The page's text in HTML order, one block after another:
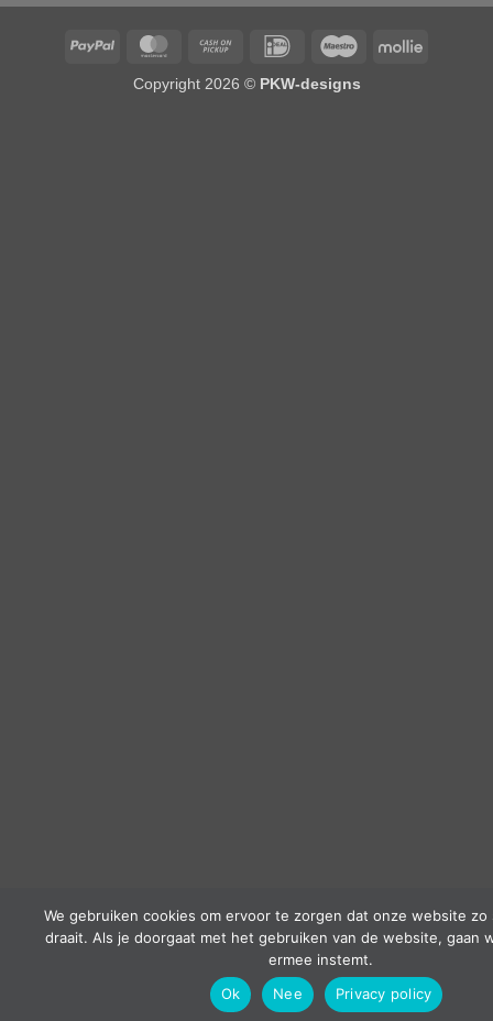
PayPal MasterCardCash
Pickup
IDeal Maestro Mollie
Copyright 2026 © PKW-designs
We gebruiken cookies om ervoor te zorgen dat onze website zo
draait. Als je doorgaat met het gebruiken van de website, gaan
ermee instemt.
Ok
Nee Privacy policy